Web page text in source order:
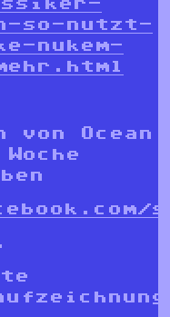
so-nutzt-
nukem-
von Ocean